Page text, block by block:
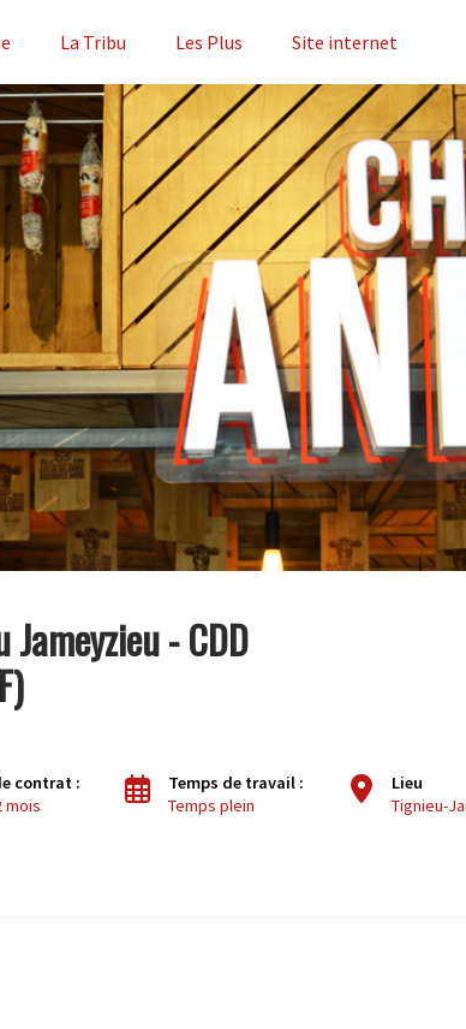
La Tribu Les Plus Site internet
- CDD
contrat :
mois
Temps de travail :
Temps plein
Lieu
Tignieu-